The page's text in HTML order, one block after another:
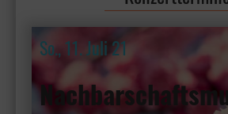
So., 11. Juli 21